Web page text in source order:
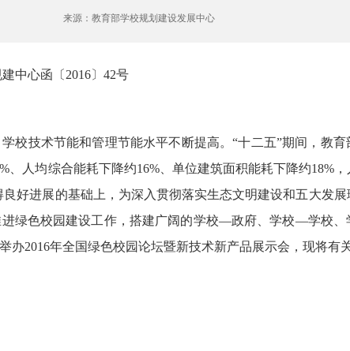
来源：教育部学校规划建设发展中心
中心函〔2016〕42号
技术节能和管理节能水平不断提高。“十二五”期间，教育
人均综合能耗下降约16%、单位建筑面积能耗下降约18%
好进展的基础上，为深入贯彻落实生态文明建设和五大发展
绿色校园建设工作，搭建广阔的学校—政府、学校—学校
2016年全国绿色校园论坛暨新技术新产品展示会，现将有